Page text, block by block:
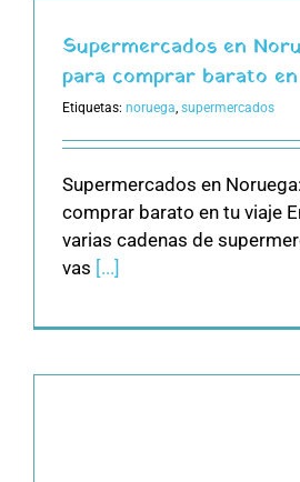
Supermercados en
para comprar barato
Etiquetas: noruega, supermercados
Supermercados en
comprar barato en tu viaje
varias cadenas de
vas [...]